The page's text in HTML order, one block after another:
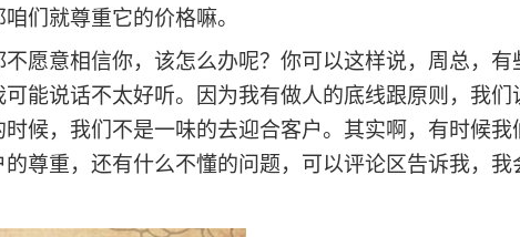
们就尊重它的价格嘛。
愿意相信你，该怎么办呢？你可以这样说，周总，有
能说话不太好听。因为我有做人的底线跟原则，我们
候，我们不是一味的去迎合客户。其实啊，有时候我
尊重，还有什么不懂的问题，可以评论区告诉我，我